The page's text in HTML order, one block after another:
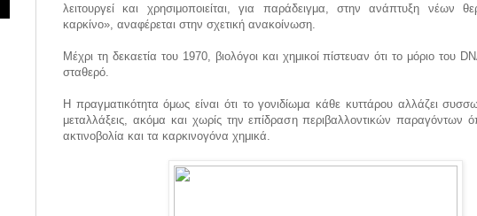
λειτουργεί και χρησιμοποιείται, για παράδειγμα, στην ανάπτυξη νέων
καρκίνο», αναφέρεται στην σχετική ανακοίνωση.
Μέχρι τη δεκαετία του 1970, βιολόγοι και χημικοί πίστευαν ότι το μόριο του
σταθερό.
Η πραγματικότητα όμως είναι ότι το γονιδίωμα κάθε κυττάρου αλλάζει
μεταλλάξεις, ακόμα και χωρίς την επίδραση περιβαλλοντικών παραγόντων
ακτινοβολία και τα καρκινογόνα χημικά.